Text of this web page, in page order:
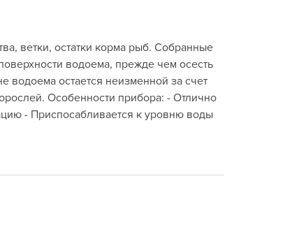
ветки, остатки корма рыб. Собранные
водоема, прежде чем осесть
водоема остается неизменной за счет
Особенности прибора: - Отлично
- Приспосабливается к уровню воды